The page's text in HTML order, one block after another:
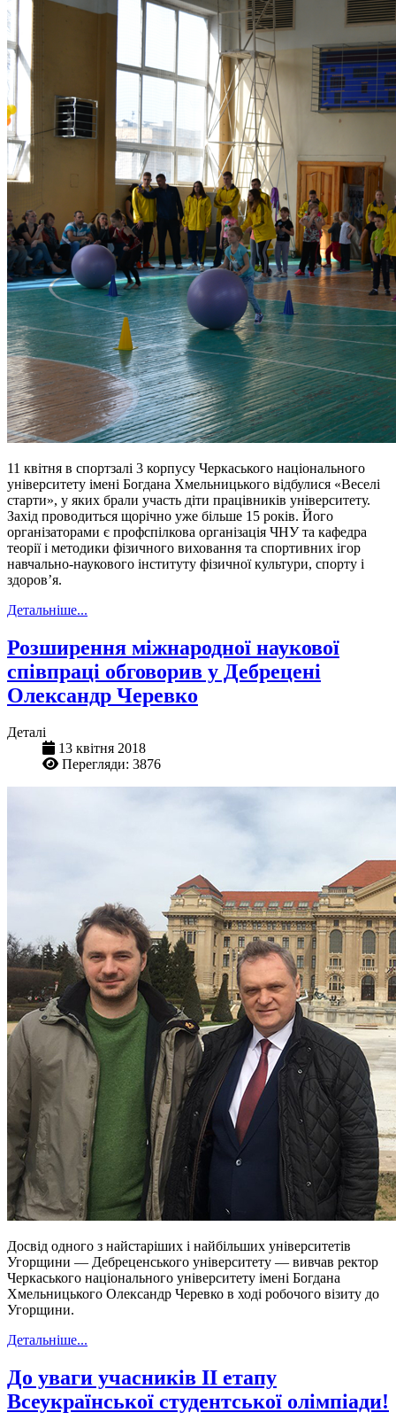
11 квітня в спортзалі 3 корпусу Черкаського національного
університету імені Богдана Хмельницького відбулися «Веселі
старти», у яких брали участь діти працівників університету.
Захід проводиться щорічно уже більше 15 років. Його
організаторами є профспілкова організація ЧНУ та кафедра
теорії і методики фізичного виховання та спортивних ігор
навчально-наукового інституту фізичної культури, спорту і
здоров’я.
Детальніше...
Розширення міжнародної наукової
співпраці обговорив у Дебрецені
Олександр Черевко
Деталі
13 квітня 2018
Перегляди: 3876
Досвід одного з найстаріших і найбільших університетів
Угорщини — Дебреценського університету — вивчав ректор
Черкаського національного університету імені Богдана
Хмельницького Олександр Черевко в ході робочого візиту до
Угорщини.
Детальніше...
До уваги учасників ІІ етапу
Всеукраїнської студентської олімпіади!